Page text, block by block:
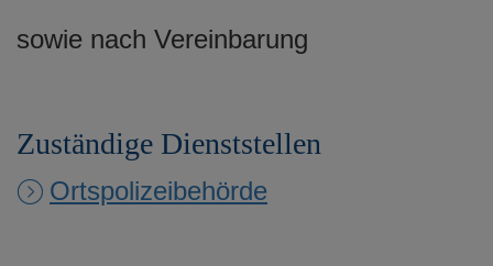
sowie nach Vereinbarung
Zuständige Dienststellen
Ortspolizeibehörde